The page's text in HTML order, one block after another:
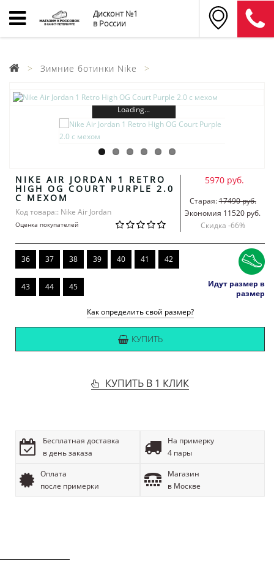
Дисконт №1
в России
Зимние ботинки Nike
Loading...
NIKE AIR JORDAN 1 RETRO
HIGH OG COURT PURPLE 2.0
С МЕХОМ
Код товара:: Nike Air Jordan
Оценка покупателей
5970 руб.
Старая:17490 руб.
Экономия 11520 руб.
Скидка -66%
36 37 38 39 40 41 42
43 44 45
Идут размер в
размер
Как определить свой размер?
КУПИТЬ
КУПИТЬ В 1 КЛИК
Бесплатная доставка
в день заказа
На примерку
4 пары
Оплата
после примерки
Магазин
в Москве